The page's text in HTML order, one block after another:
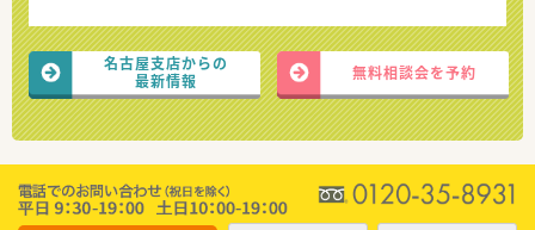
名古屋支店からの
最新情報
無料相談会を予約